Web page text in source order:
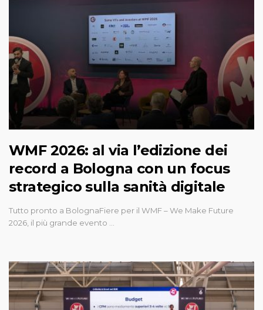
WMF 2026: al via l’edizione dei
record a Bologna con un focus
strategico sulla sanità digitale
Tutto pronto a BolognaFiere per il WMF – We Make Future
2026, il più grande evento …